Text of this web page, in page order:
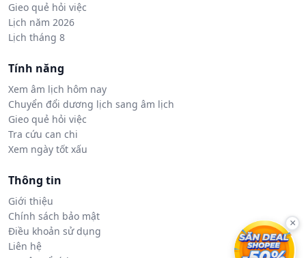
Gieo quẻ hỏi việc
Lịch năm 2026
Lịch tháng 8
Tính năng
Xem âm lịch hôm nay
Chuyển đổi dương lịch sang âm lịch
Gieo quẻ hỏi việc
Tra cứu can chi
Xem ngày tốt xấu
Thông tin
Giới thiệu
Chính sách bảo mật
Điều khoản sử dụng
Liên hệ
×